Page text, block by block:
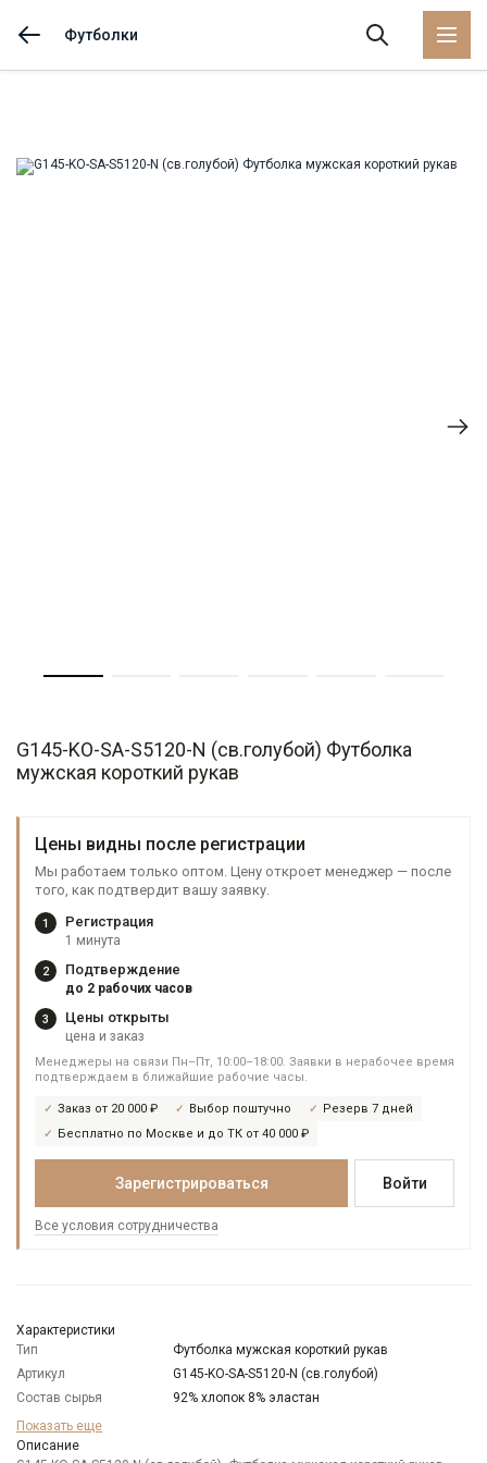
Футболки
G145-KO-SA-S5120-N (св.голубой) Футболка
мужская короткий рукав
Цены видны после регистрации
Мы работаем только оптом. Цену откроет менеджер — после
того, как подтвердит вашу заявку.
1 Регистрация
1 минута
2 Подтверждение
до 2 рабочих часов
3 Цены открыты
цена и заказ
Менеджеры на связи Пн–Пт, 10:00–18:00. Заявки в нерабочее время
подтверждаем в ближайшие рабочие часы.
Заказ от 20 000 ₽ Выбор поштучно
Резерв 7 дней
Бесплатно по Москве и до ТК от 40 000 ₽
Зарегистрироваться Войти
Все условия сотрудничества
Характеристики
Тип
Футболка мужская короткий рукав
Артикул
G145-KO-SA-S5120-N (св.голубой)
Состав сырья
92% хлопок 8% эластан
Модель
Цвет
Показать еще
Описание